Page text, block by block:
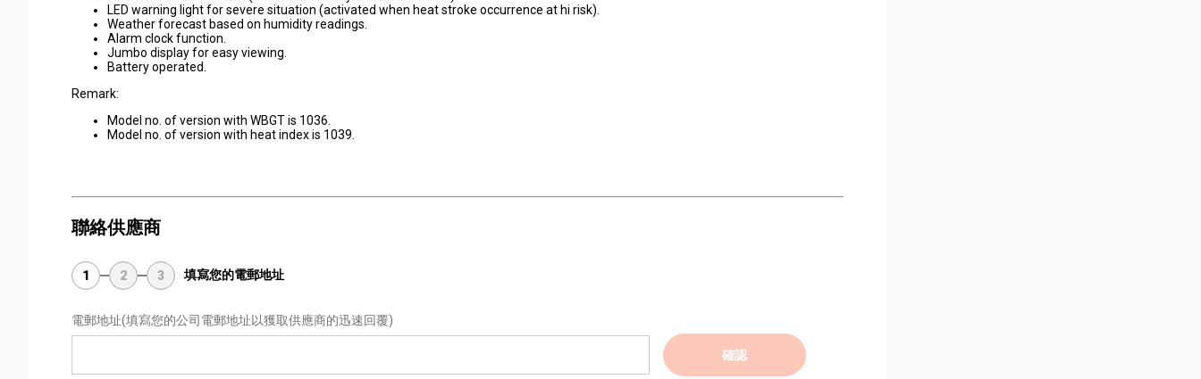
LED warning light for severe situation (activated when heat stroke occurrence at hi risk).
Weather forecast based on humidity readings.
Alarm clock function.
Jumbo display for easy viewing.
Battery operated.
Remark:
Model no. of version with WBGT is 1036.
Model no. of version with heat index is 1039.
聯絡供應商
1 2 3 填寫您的電郵地址
電郵地址(填寫您的公司電郵地址以獲取供應商的迅速回覆)
確認